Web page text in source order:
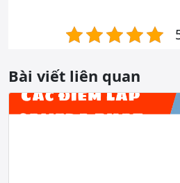
Bài viết liên quan